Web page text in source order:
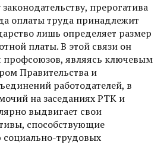
прерогатива
оплаты труда принадлежит
лишь определяет размер
платы. В этой связи он
профсоюзов, являясь ключевым
Правительства и
работодателей, в
на заседаниях РТК и
выдвигает свои
способствующие
трудовых